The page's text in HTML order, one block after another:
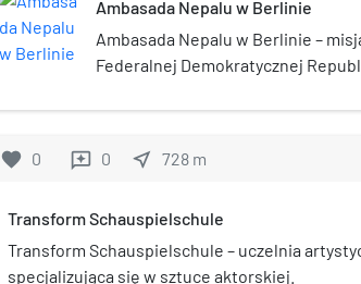
Ambasada Nepalu w Berlinie
Ambasada Nepalu w Berlinie –
Federalnej Demokratycznej
Demokratycznej Republiki Nepalu
również w Rzeczypospolitej
favorite 0 reviews 0 near_me 728 m
Transform Schauspielschule
Transform Schauspielschule – uczelnia
specjalizująca się w sztuce aktorskiej.